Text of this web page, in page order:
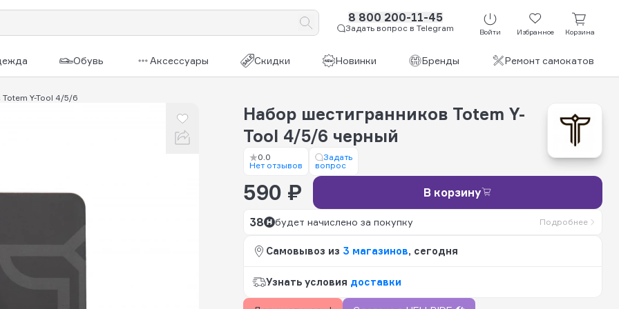
8 800 200-11-45
Задать вопрос в Telegram Войти Избранное Корзина
Обувь Аксессуары Скидки Новинки Бренды Ремонт самокатов
Y-Tool 4/5/6
Набор шестигранников Totem Y-
Tool 4/5/6 черный
0.0
Нет отзывов
Задать
вопрос
590 ₽ В корзину
38 будет начислено за покупку Подробнее
Самовывоз из 3 магазинов, сегодня
Узнать условия доставки